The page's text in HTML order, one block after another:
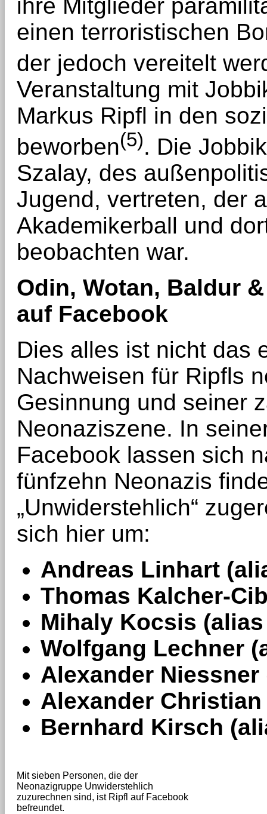
ihre Mitglieder
einen terroristischen
der jedoch vereitelt
Veranstaltung mit
Markus Ripfl in den
beworben(5). Die
Szalay, des
Jugend, vertreten, der
Akademikerball und
beobachten war.
Odin, Wotan, Baldur
auf Facebook
Dies alles ist nicht das
Nachweisen für Ripfls
Gesinnung und seiner
Neonaziszene. In
Facebook lassen sich
fünfzehn Neonazis
„Unwiderstehlich“
sich hier um:
Andreas Linhart
Thomas Kalcher-
Mihaly Kocsis
Wolfgang Lechner
Alexander
Alexander
Bernhard Kirsch
Mit sieben Personen, die der
Neonazigruppe Unwiderstehlich
zuzurechnen sind, ist Ripfl auf Facebook
befreundet.